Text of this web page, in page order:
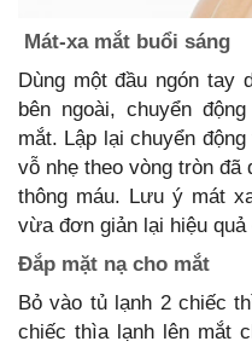
Mát-xa mắt buổi sáng
Dùng một đầu ngón tay
bên ngoài, chuyển
mắt. Lập lại chuyển
vỗ nhẹ theo vòng tròn
thông máu. Lưu ý mát
vừa đơn giản lại hiệu quả
Đắp mặt nạ cho mắt
Bỏ vào tủ lạnh 2 chiếc
chiếc thìa lạnh lên mắt